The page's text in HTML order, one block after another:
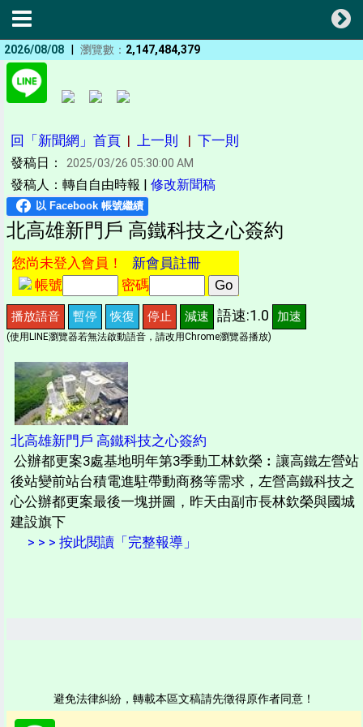
2026/08/08 | 瀏覽數： 2,147,484,379
回「新聞網」首頁 | 上一則 | 下一則
發稿日： 2025/03/26 05:30:00 AM
發稿人：轉自自由時報 | 修改新聞稿
北高雄新門戶 高鐵科技之心簽約
您尚未登入會員！ 新會員註冊
帳號
密碼
播放語音 暫停 恢復 停止 減速 語速:1.0 加速
(使用LINE瀏覽器若無法啟動語音，請改用Chrome瀏覽器播放)
北高雄新門戶 高鐵科技之心簽約
公辦都更案3處基地明年第3季動工林欽榮︰讓高鐵左營站
後站變前站台積電進駐帶動商務等需求，左營高鐵科技之
心公辦都更案最後一塊拼圖，昨天由副市長林欽榮與國城
建設旗下
> > > 按此閱讀「完整報導」
避免法律糾紛，轉載本區文稿請先徵得原作者同意！